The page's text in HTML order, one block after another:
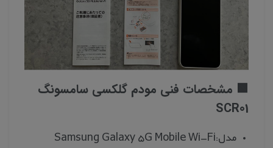
🟩 مشخصات فنی مودم گلکسی سامسونگ
SCR01
مدل:Samsung Galaxy 5G Mobile Wi-Fi